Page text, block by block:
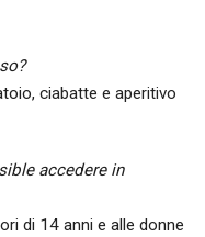
ciabatte e aperitivo
accedere in
di 14 anni e alle donne